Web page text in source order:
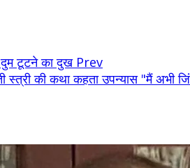
टूटने का दुख Prev
की कथा कहता उपन्यास "मैं अभी